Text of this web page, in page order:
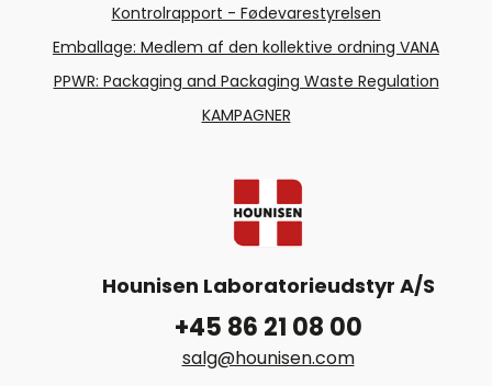
Kontrolrapport - Fødevarestyrelsen
Emballage: Medlem af den kollektive ordning VANA
PPWR: Packaging and Packaging Waste Regulation
KAMPAGNER
Hounisen Laboratorieudstyr A/S
+45 86 21 08 00
salg@hounisen.com